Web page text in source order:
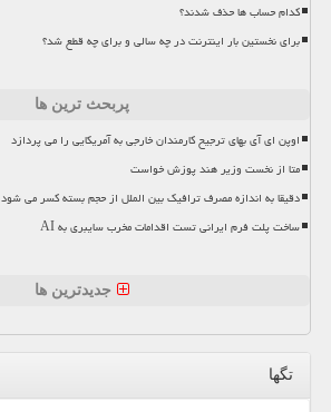
کدام حساب ها حذف شدند؟
برای نخستین بار اینترنت در چه سالی و برای چه قطع شد؟
پربحث ترین ها
اوپن ای آی بهای ترجیح کارمندان خارجی به آمریکایی را می پردازد
متا از نخست وزیر هند پوزش خواست
دقیقا به اندازه مصرف ترافیک بین الملل از حجم بسته کسر می شود
ساخت پلت فرم ایرانی تست اقدامات مخرب سایبری به AI
جدیدترین ها
تگها